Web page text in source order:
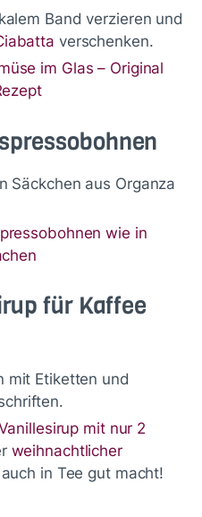
Band verzieren und
verschenken.
im Glas – Original
Säckchen aus Organza
wie in
für Kaffee
mit Etiketten und
mit nur 2
weihnachtlicher
in Tee gut macht!